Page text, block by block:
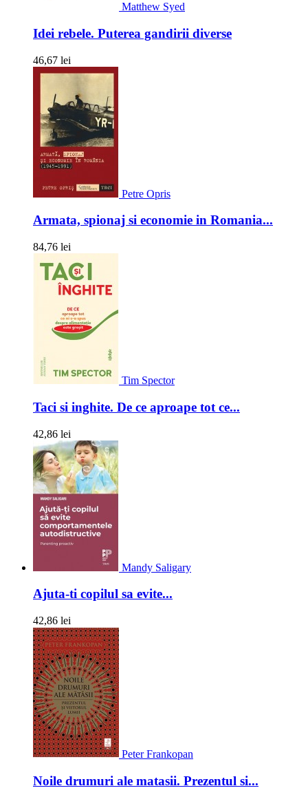
Matthew Syed
Idei rebele. Puterea gandirii diverse
46,67 lei
Petre Opris
Armata, spionaj si economie in Romania...
84,76 lei
Tim Spector
Taci si inghite. De ce aproape tot ce...
42,86 lei
Mandy Saligary
Ajuta-ti copilul sa evite...
42,86 lei
Peter Frankopan
Noile drumuri ale matasii. Prezentul si...